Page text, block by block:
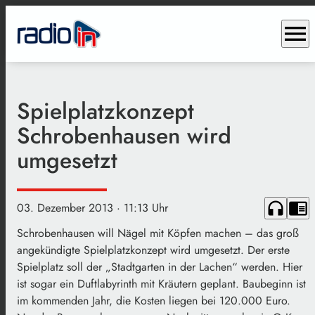
menu
Spielplatzkonzept
Schrobenhausen wird
umgesetzt
03. Dezember 2013 · 11:13 Uhr headphones chrome_reader_mode
Schrobenhausen will Nägel mit Köpfen machen – das groß
angekündigte Spielplatzkonzept wird umgesetzt. Der erste
Spielplatz soll der „Stadtgarten in der Lachen“ werden. Hier
ist sogar ein Duftlabyrinth mit Kräutern geplant. Baubeginn ist
im kommenden Jahr, die Kosten liegen bei 120.000 Euro.